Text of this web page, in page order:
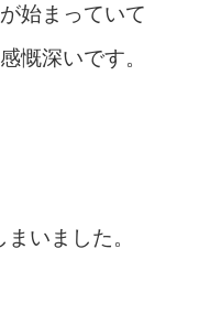
始まっていて
慨深いです。
いました。